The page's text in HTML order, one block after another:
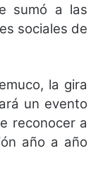
sumó a las
sociales de
la gira
un evento
reconocer a
año a año